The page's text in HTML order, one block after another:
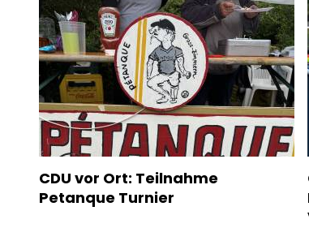
CDU vor Ort: Teilnahme
Petanque Turnier